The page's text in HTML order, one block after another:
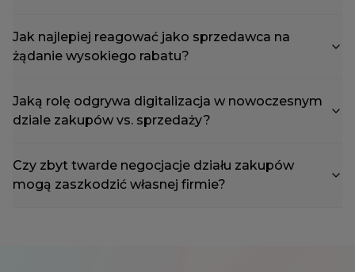
Jak najlepiej reagować jako sprzedawca na
żądanie wysokiego rabatu?
Jaką rolę odgrywa digitalizacja w nowoczesnym
dziale zakupów vs. sprzedaży?
Czy zbyt twarde negocjacje działu zakupów
mogą zaszkodzić własnej firmie?